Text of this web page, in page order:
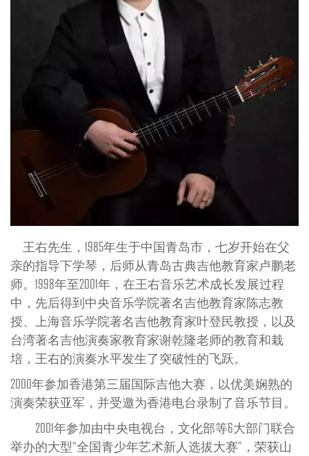
王右先生，1985年生于中国青岛市，七岁开始在父
亲的指导下学琴，后师从青岛古典吉他教育家卢鹏老
师。1998年至2001年，在王右音乐艺术成长发展过程
中，先后得到中央音乐学院著名吉他教育家陈志教
授、上海音乐学院著名吉他教育家叶登民教授，以及
台湾著名吉他演奏家教育家谢乾隆老师的教育和栽
培，王右的演奏水平发生了突破性的飞跃。
2000年参加香港第三届国际吉他大赛，以优美娴熟的
演奏荣获亚军，并受邀为香港电台录制了音乐节目。
2001年参加由中央电视台，文化部等6大部门联合
举办的大型“全国青少年艺术新人选拔大赛”，荣获山